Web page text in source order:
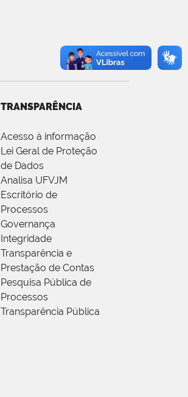
TRANSPARÊNCIA
Acesso à informação
Lei Geral de Proteção
de Dados
Analisa UFVJM
Escritório de
Processos
Governança
Integridade
Transparência e
Prestação de Contas
Pesquisa Pública de
Processos
Transparência Pública